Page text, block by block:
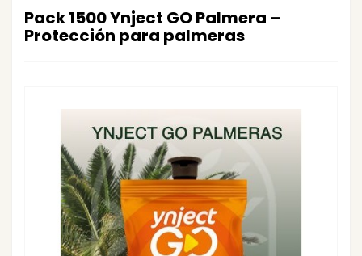
Pack 1500 Ynject GO Palmera –
Protección para palmeras